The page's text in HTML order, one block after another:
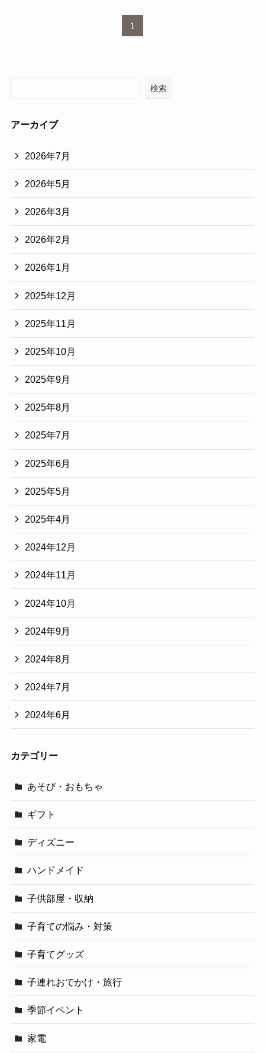
1
検索
アーカイブ
2026年7月
2026年5月
2026年3月
2026年2月
2026年1月
2025年12月
2025年11月
2025年10月
2025年9月
2025年8月
2025年7月
2025年6月
2025年5月
2025年4月
2024年12月
2024年11月
2024年10月
2024年9月
2024年8月
2024年7月
2024年6月
カテゴリー
あそび・おもちゃ
ギフト
ディズニー
ハンドメイド
子供部屋・収納
子育ての悩み・対策
子育てグッズ
子連れおでかけ・旅行
季節イベント
家電